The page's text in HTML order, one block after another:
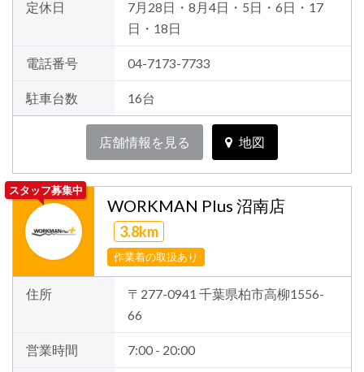
定休日
7月28日・8月4日・5日・6日・17
日・18日
電話番号 04-7173-7733
駐車台数 16台
店舗情報を見る 地図
スタッフ募集中
WORKMAN Plus 沼南店
3.8km
作業着の取扱あり
住所
〒277-0941 千葉県柏市高柳1556-
66
営業時間 7:00 - 20:00